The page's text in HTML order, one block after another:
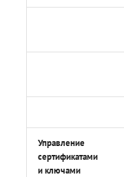
Управление
сертификатами
и ключами